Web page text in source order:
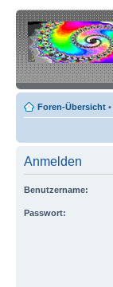
Foren-Übersicht •
Anmelden
Benutzername:
Passwort: